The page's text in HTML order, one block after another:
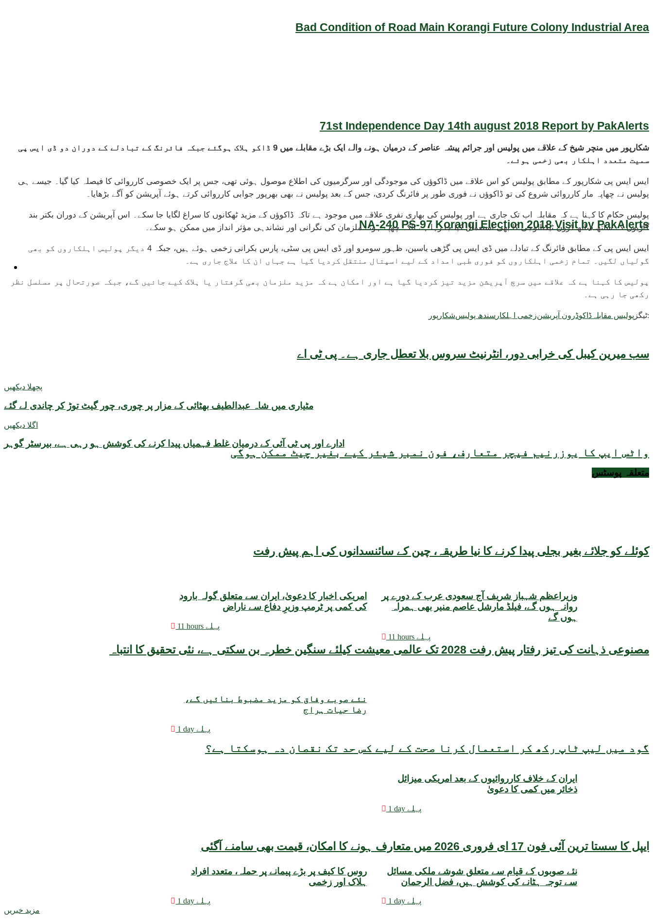
Bad Condition of Road Main Korangi Future Colony Industrial Area
71st Independence Day 14th august 2018 Report by PakAlerts
NA-240 PS-97 Korangi Election 2018 Visit by PakAlerts
سب میرین کیبل کی خرابی دور، انٹرنیٹ سروس بلا تعطل جاری ہے۔ پی ٹی اے
واٹس ایپ کا یوزرنیم فیچر متعارف، فون نمبر شیئر کیے بغیر چیٹ ممکن ہوگی
کوئلے کو جلائے بغیر بجلی پیدا کرنے کا نیا طریقہ، چین کے سائنسدانوں کی اہم پیش رفت
مصنوعی ذہانت کی تیز رفتار پیش رفت 2028 تک عالمی معیشت کیلئے سنگین خطرہ بن سکتی ہے، نئی تحقیق کا انتباہ
گود میں لیپ ٹاپ رکھ کر استعمال کرنا صحت کے لیے کس حد تک نقصان دہ ہوسکتا ہے؟
ایپل کا سستا ترین آئی فون 17 ای فروری 2026 میں متعارف ہونے کا امکان، قیمت بھی سامنے آگئی
شکارپور میں منچر شیخ کے علاقے میں پولیس اور جرائم پیشہ عناصر کے درمیان ہونے والے ایک بڑے مقابلے میں 9 ڈاکو ہلاک ہوگئے جبکہ فائرنگ کے تبادلے کے دوران دو ڈی ایس پی
سمیت متعدد اہلکار بھی زخمی ہوئے۔
ایس ایس پی شکارپور کے مطابق پولیس کو اس علاقے میں ڈاکوؤں کی موجودگی اور سرگرمیوں کی اطلاع موصول ہوئی تھی، جس پر ایک خصوصی کارروائی کا فیصلہ کیا گیا۔ جیسے ہی
پولیس نے چھاپہ مار کارروائی شروع کی تو ڈاکوؤں نے فوری طور پر فائرنگ کردی، جس کے بعد پولیس نے بھی بھرپور جوابی کارروائی کرتے ہوئے آپریشن کو آگے بڑھایا۔
پولیس حکام کا کہنا ہے کہ مقابلہ اب تک جاری ہے اور پولیس کی بھاری نفری علاقے میں موجود ہے تاکہ ڈاکوؤں کے مزید ٹھکانوں کا سراغ لگایا جا سکے۔ اس آپریشن کے دوران بکتر بند
گاڑیوں کے ساتھ ساتھ ڈرون ٹیکنالوجی کا بھی استعمال کیا جا رہا ہے تاکہ چھپے ہوئے ملزمان کی نگرانی اور نشاندہی مؤثر انداز میں ممکن ہو سکے۔
ایس ایس پی کے مطابق فائرنگ کے تبادلے میں ڈی ایس پی گڑھی یاسین، ظہور سومرو اور ڈی ایس پی سٹی، پارس بکرانی زخمی ہوئے ہیں، جبکہ 4 دیگر پولیس اہلکاروں کو بھی
گولیاں لگیں۔ تمام زخمی اہلکاروں کو فوری طبی امداد کے لیے اسپتال منتقل کردیا گیا ہے جہاں ان کا علاج جاری ہے۔
پولیس کا کہنا ہے کہ علاقے میں سرچ آپریشن مزید تیز کردیا گیا ہے اور امکان ہے کہ مزید ملزمان بھی گرفتار یا ہلاک کیے جائیں گے، جبکہ صورتحال پر مسلسل نظر
رکھی جا رہی ہے۔
ٹیگز: پولیس مقابلہ ڈاکوڈرون آپریشنزخمی اہلکار سندھ پولیسشکارپور
پچھلا دیکھیں
مٹیاری میں شاہ عبدالطیف بھٹائی کے مزار پر چوری، چور گیٹ توڑ کر چاندی لے گئے
اگلا دیکھیں
ادارے اور پی ٹی آئی کے درمیان غلط فہمیاں پیدا کرنے کی کوشش ہو رہی ہے، بیرسٹر گوہر
متعلقہ پوسٹس
وزیراعظم شہباز شریف آج سعودی عرب کے دورے پر
روانہ ہوں گے، فیلڈ مارشل عاصم منیر بھی ہمراہ
ہوں گے
11 hours پہلے
امریکی اخبار کا دعویٰ، ایران سے متعلق گولہ بارود
کی کمی پر ٹرمپ وزیرِ دفاع سے ناراض
11 hours پہلے
ایران کے خلاف کارروائیوں کے بعد امریکی میزائل
ذخائر میں کمی کا دعویٰ
1 day پہلے
نئے صوبے وفاق کو مزید مضبوط بنائیں گے،
رضا حیات ہراج
1 day پہلے
نئے صوبوں کے قیام سے متعلق شوشے ملکی مسائل
سے توجہ ہٹانے کی کوشش ہیں، فضل الرحمان
1 day پہلے
روس کا کیف پر بڑے پیمانے پر حملہ، متعدد افراد
ہلاک اور زخمی
1 day پہلے
مزید خبریں